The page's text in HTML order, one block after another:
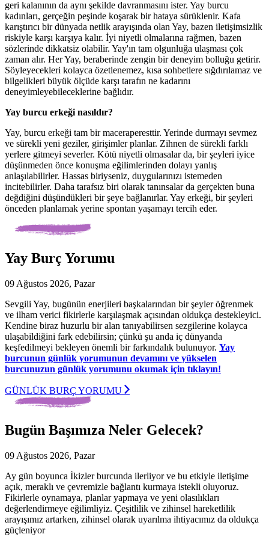
geri kalanının da aynı şekilde davranmasını ister. Yay burcu
kadınları, gerçeğin peşinde koşarak bir hataya sürüklenir. Kafa
karıştırıcı bir dünyada netlik arayışında olan Yay, bazen iletişimsizlik
riskiyle karşı karşıya kalır. İyi niyetli olmalarına rağmen, bazen
sözlerinde dikkatsiz olabilir. Yay'ın tam olgunluğa ulaşması çok
zaman alır. Her Yay, beraberinde zengin bir deneyim bolluğu getirir.
Söyleyecekleri kolayca özetlenemez, kısa sohbetlere sığdırılamaz ve
bilgelikleri büyük ölçüde karşı tarafın ne kadarını
deneyimleyebileceklerine bağlıdır.
Yay burcu erkeği nasıldır?
Yay, burcu erkeği tam bir maceraperesttir. Yerinde durmayı sevmez
ve sürekli yeni geziler, girişimler planlar. Zihnen de sürekli farklı
yerlere gitmeyi severler. Kötü niyetli olmasalar da, bir şeyleri iyice
düşünmeden önce konuşma eğilimlerinden dolayı yanlış
anlaşılabilirler. Hassas biriyseniz, duygularınızı istemeden
incitebilirler. Daha tarafsız biri olarak tanınsalar da gerçekten buna
değdiğini düşündükleri bir şeye bağlanırlar. Yay erkeği, bir şeyleri
önceden planlamak yerine spontan yaşamayı tercih eder.
Yay Burç Yorumu
09 Ağustos 2026, Pazar
Sevgili Yay, bugünün enerjileri başkalarından bir şeyler öğrenmek
ve ilham verici fikirlerle karşılaşmak açısından oldukça destekleyici.
Kendine biraz huzurlu bir alan tanıyabilirsen sezgilerine kolayca
ulaşabildiğini fark edebilirsin; çünkü şu anda iç dünyanda
keşfedilmeyi bekleyen önemli bir farkındalık bulunuyor. Yay
burcunun günlük yorumunun devamını ve yükselen
burcunuzun günlük yorumunu okumak için tıklayın!
GÜNLÜK BURÇ YORUMU
Bugün Başımıza Neler Gelecek?
09 Ağustos 2026, Pazar
Ay gün boyunca İkizler burcunda ilerliyor ve bu etkiyle iletişime
açık, meraklı ve çevremizle bağlantı kurmaya istekli oluyoruz.
Fikirlerle oynamaya, planlar yapmaya ve yeni olasılıkları
değerlendirmeye eğilimliyiz. Çeşitlilik ve zihinsel hareketlilik
arayışımız artarken, zihinsel olarak uyarılma ihtiyacımız da oldukça
güçleniyor